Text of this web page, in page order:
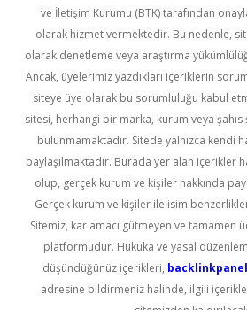
ve İletişim Kurumu (BTK) tarafından
olarak hizmet vermektedir. Bu nedenle,
olarak denetleme veya araştırma
Ancak, üyelerimiz yazdıkları içeriklerin
siteye üye olarak bu sorumluluğu kabul
sitesi, herhangi bir marka, kurum veya şahıs
bulunmamaktadır. Sitede yalnızca kendi
paylaşılmaktadır. Burada yer alan içerikler
olup, gerçek kurum ve kişiler hakkında
Gerçek kurum ve kişiler ile isim
Sitemiz, kar amacı gütmeyen ve tamamen
platformudur. Hukuka ve yasal
düşündüğünüz içerikleri,
adresine bildirmeniz halinde, ilgili